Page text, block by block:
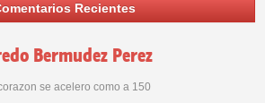
Recientes
Bermudez Perez
se acelero como a 150